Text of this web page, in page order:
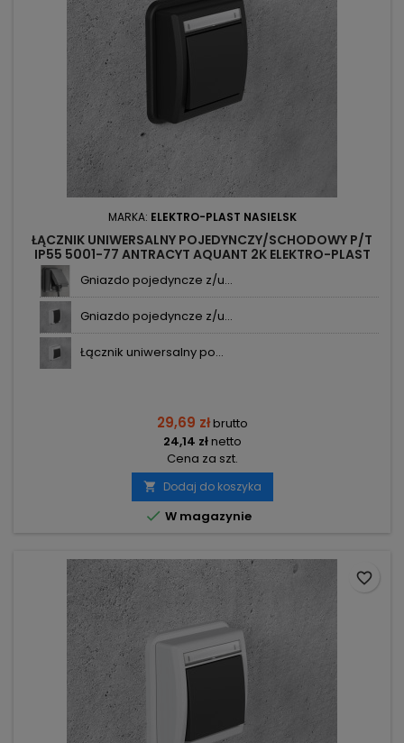
MARKA: ELEKTRO-PLAST NASIELSK
ŁĄCZNIK UNIWERSALNY POJEDYNCZY/SCHODOWY P/T
IP55 5001-77 ANTRACYT AQUANT 2K ELEKTRO-PLAST
NASIELSK
Gniazdo pojedyncze z/u...
Gniazdo pojedyncze z/u...
Łącznik uniwersalny po...
29,69 złbrutto
24,14 złnetto
Cena za szt.
 Dodaj do koszyka
 W magazynie
favorite_border